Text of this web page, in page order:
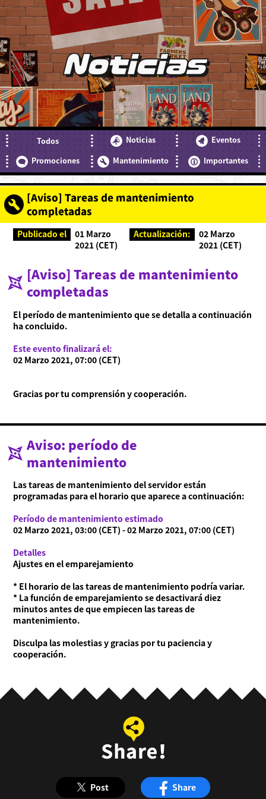
Cómo jugar a Ninjala
Manual en línea
Noticias
Todos Noticias
Eventos
Promociones
Mantenimiento Importantes
[Aviso] Tareas de mantenimiento
completadas
Publicado el
01 Marzo
2021 (CET)
Actualización:
02 Marzo
2021 (CET)
[Aviso] Tareas de mantenimiento
completadas
El período de mantenimiento que se detalla a continuación
ha concluido.
Este evento finalizará el:
02 Marzo 2021, 07:00 (CET)
Gracias por tu comprensión y cooperación.
Aviso: período de
mantenimiento
Las tareas de mantenimiento del servidor están
programadas para el horario que aparece a continuación:
Período de mantenimiento estimado
02 Marzo 2021, 03:00 (CET) - 02 Marzo 2021, 07:00 (CET)
Detalles
Ajustes en el emparejamiento
* El horario de las tareas de mantenimiento podría variar.
* La función de emparejamiento se desactivará diez
minutos antes de que empiecen las tareas de
mantenimiento.
Disculpa las molestias y gracias por tu paciencia y
cooperación.
Post Share